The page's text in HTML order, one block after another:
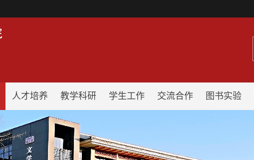
人才培养 教学科研 学生工作 交流合作 图书实验